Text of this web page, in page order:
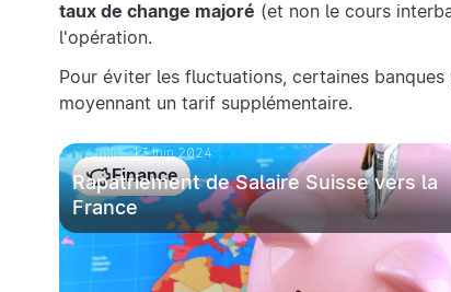
taux de change majoré (et non le cours
l'opération.
Pour éviter les fluctuations, certaines
moyennant un tarif supplémentaire.
Finance
3 min 13 juin 2024
Rapatriement de Salaire Suisse vers la
France